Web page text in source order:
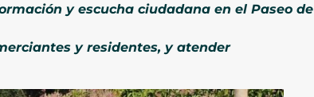
y escucha ciudadana en el Paseo de
y residentes, y atender